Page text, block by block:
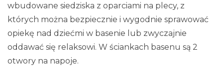
wbudowane siedziska z oparciami na plecy, z
których można bezpiecznie i wygodnie sprawować
opiekę nad dziećmi w basenie lub zwyczajnie
oddawać się relaksowi. W ściankach basenu są 2
otwory na napoje.